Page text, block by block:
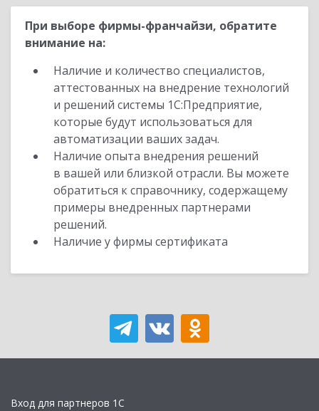
При выборе фирмы-франчайзи, обратите
внимание на:
Наличие и количество специалистов,
аттестованных на внедрение технологий
и решений системы 1С:Предприятие,
которые будут использоваться для
автоматизации ваших задач.
Наличие опыта внедрения решений
в вашей или близкой отрасли. Вы можете
обратиться к справочнику, содержащему
примеры внедренных партнерами
решений.
Наличие у фирмы сертификата
Вход для партнеров 1С